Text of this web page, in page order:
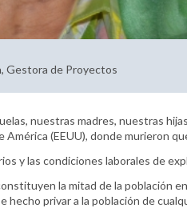
Gestora de Proyectos
nuestras madres, nuestras
(EEUU), donde murieron
y las condiciones laborales de
la mitad de la población
privar a la población de